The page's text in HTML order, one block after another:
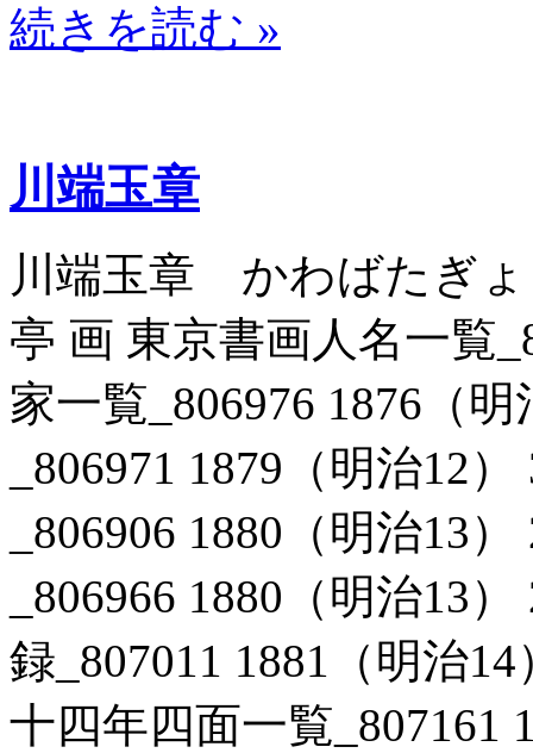
続きを読む »
川端玉章
川端玉章 かわばたぎ
亭 画 東京書画人名一覧
家一覧_806976 1876（
_806971 1879（明治12
_806906 1880（明治13
_806966 1880（明治13
録_807011 1881（明治
十四年四面一覧_807161